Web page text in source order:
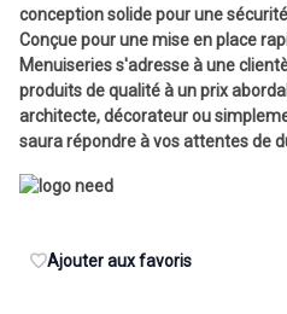
conception solide pour une
Conçue pour une mise en place
Menuiseries s'adresse à une
produits de qualité à un prix
architecte, décorateur ou
saura répondre à vos attentes de
Ajouter aux favoris